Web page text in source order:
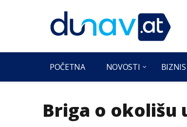
POČETNA NOVOSTI BIZNIS
Briga o okolišu